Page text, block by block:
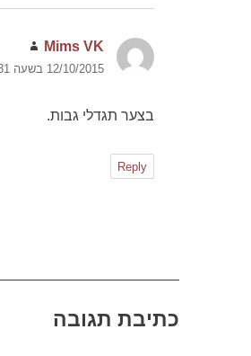
Mims VK
12/10/2015 בשעה 12:31
בצער תגדלי גבות.
Reply
כתיבת תגובה